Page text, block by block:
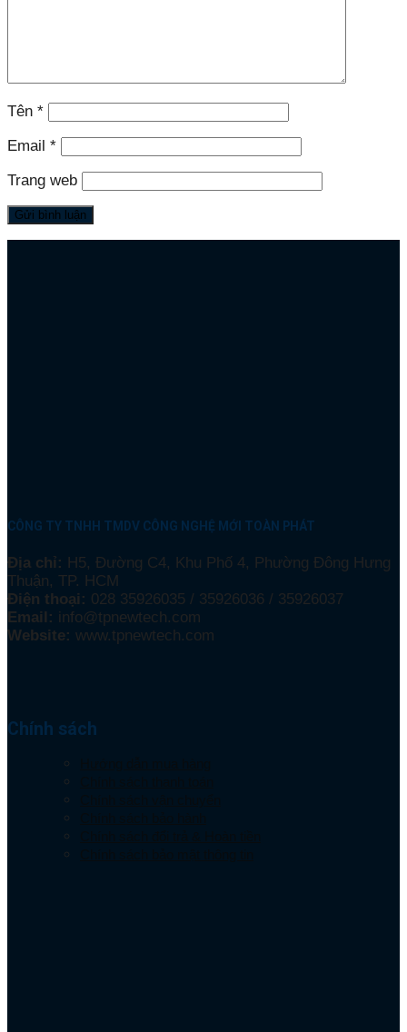
Tên *
Email *
Trang web
CÔNG TY TNHH TMDV CÔNG NGHỆ MỚI TOÀN PHÁT
Địa chỉ: H5, Đường C4, Khu Phố 4, Phường Đông Hưng
Thuận, TP. HCM
Điện thoại: 028 35926035 / 35926036 / 35926037
Email: info@tpnewtech.com
Website: www.tpnewtech.com
Chính sách